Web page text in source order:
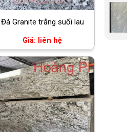
Đá Granite trắng suối lau
Giá: liên hệ